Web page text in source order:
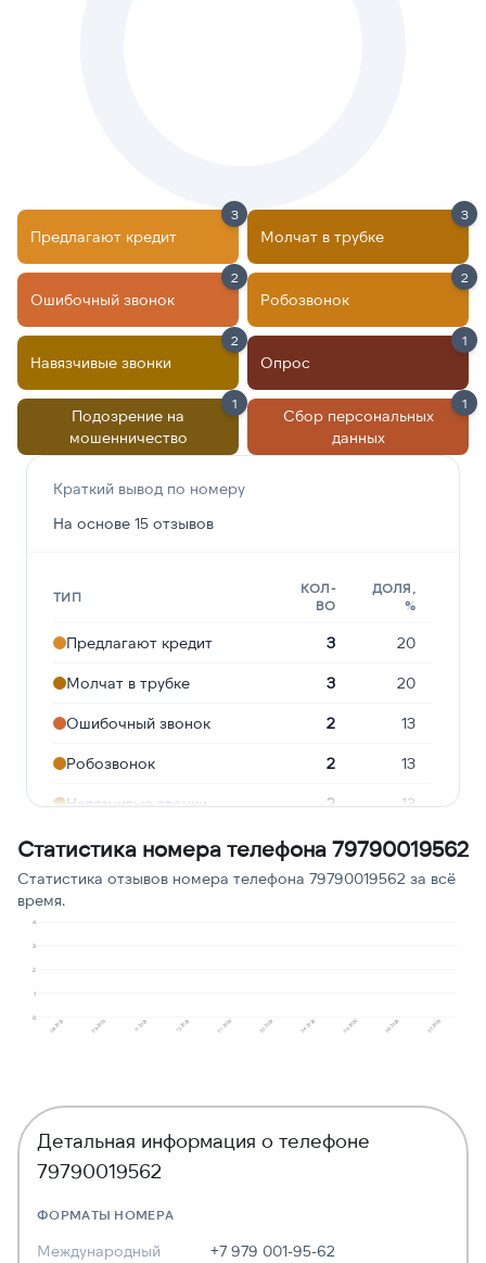
Предлагают кредит
3
Молчат в трубке
3
Ошибочный звонок
2
Робозвонок
2
Навязчивые звонки
2
Опрос
1
Подозрение на
мошенничество
1
Сбор персональных
данных
1
Краткий вывод по номеру
На основе 15 отзывов
ТИП
КОЛ-
ВО
ДОЛЯ,
%
Предлагают кредит 3 20
Молчат в трубке 3 20
Ошибочный звонок 2 13
Робозвонок 2 13
Навязчивые звонки 2 13
Опрос 1 7
Подозрение на
Статистика номера телефона 79790019562
Статистика отзывов номера телефона 79790019562 за всё
время.
0
1
2
3
4
08.2025 09.2025 11.2025 12.2025 01.2026 02.2026 04.2026 05.2026 06.2026 07.2026
Детальная информация о телефоне
79790019562
ФОРМАТЫ НОМЕРА
Международный +7 979 001-95-62